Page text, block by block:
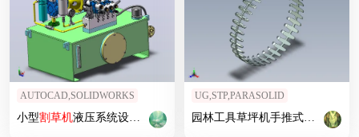
AUTOCAD,SOLIDWORKS
小型割草机液压系统设计（SW+CAD+说明书）
UG,STP,PARASOLID
园林工具草坪机手推式
割草机三